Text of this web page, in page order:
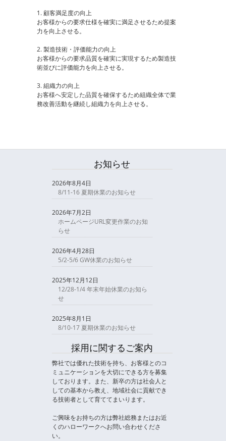
1. 顧客満足度の向上
お客様からの要求仕様を確実に満足させるため提案
力を向上させる。
2. 製造技術・評価能力の向上
お客様からの要求品質を確実に実現するため製造技
術並びに評価能力を向上させる。
3. 組織力の向上
お客様へ安定した品質を確保するため組織全体で業
務改善活動を継続し組織力を向上させる。
お知らせ
2026年8月4日
8/11-16 夏期休業のお知らせ
2026年7月2日
ホームページURL変更作業のお知
らせ
2026年4月28日
5/2-5/6 GW休業のお知らせ
2025年12月12日
12/28-1/4 年末年始休業のお知ら
せ
2025年8月1日
8/10-17 夏期休業のお知らせ
採用に関するご案内
弊社では優れた技術を持ち、お客様とのコ
ミュニケーションを大切にできる方を募集
しております。また、新卒の方は社会人と
しての基本から教え、地域社会に貢献でき
る技術者として育ててまいります。
ご興味をお持ちの方は弊社総務またはお近
くのハローワークへお問い合わせくださ
い。